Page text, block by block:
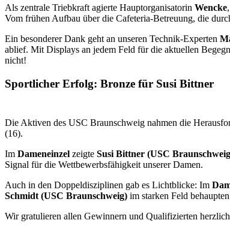
Als zentrale Triebkraft agierte Hauptorganisatorin Wencke
Vom frühen Aufbau über die Cafeteria-Betreuung, die
Ein besonderer Dank geht an unseren Technik-Experten
ablief. Mit Displays an jedem Feld für die aktuellen
nicht!
Sportlicher Erfolg: Bronze für Susi Bittner
Die Aktiven des USC Braunschweig nahmen die
(16).
Im Dameneinzel zeigte Susi Bittner (USC
Signal für die Wettbewerbsfähigkeit unserer Damen.
Auch in den Doppeldisziplinen gab es Lichtblicke: Im
Schmidt (USC Braunschweig) im starken Feld
Wir gratulieren allen Gewinnern und Qualifizierten